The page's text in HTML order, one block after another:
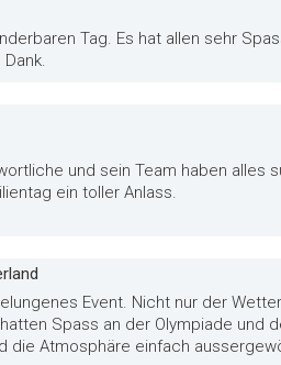
Tag. Es hat allen sehr
und sein Team haben alles
ein toller Anlass.
Event. Nicht nur der
Spass an der Olympiade
die Atmosphäre einfach